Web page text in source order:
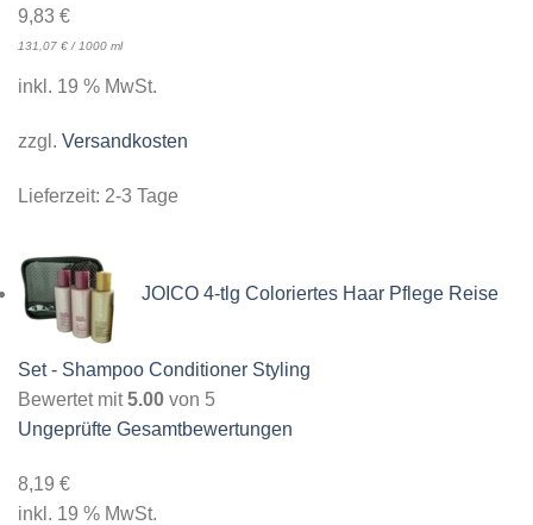
9,83 €
131,07 €/1000 ml
inkl. 19 % MwSt.
zzgl. Versandkosten
Lieferzeit: 2-3 Tage
JOICO 4-tlg Coloriertes Haar Pflege Reise
Set - Shampoo Conditioner Styling
Bewertet mit5.00 von 5
Ungeprüfte Gesamtbewertungen
8,19 €
inkl. 19 % MwSt.